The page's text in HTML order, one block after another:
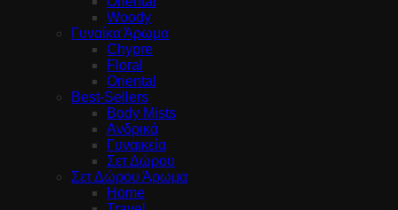
Woody
Γυναίκα Άρωμα
Chypre
Floral
Oriental
Best-Sellers
Body Mists
Ανδρικά
Γυναικεία
Σετ Δώρου
Σετ Δώρου Άρωμα
Home